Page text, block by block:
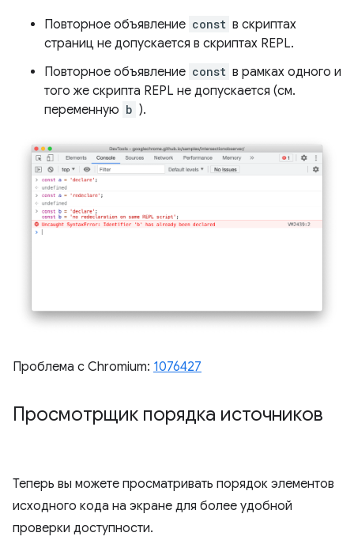
Повторное объявление const в скриптах
страниц не допускается в скриптах REPL.
Повторное объявление const в рамках одного и
того же скрипта REPL не допускается (см.
переменную b ).
Проблема с Chromium: 1076427
Просмотрщик порядка источников
Теперь вы можете просматривать порядок элементов
исходного кода на экране для более удобной
проверки доступности.